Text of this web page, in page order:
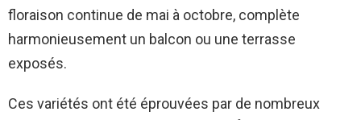
floraison continue de mai à octobre, complète
harmonieusement un balcon ou une terrasse
exposés.
Ces variétés ont été éprouvées par de nombreux